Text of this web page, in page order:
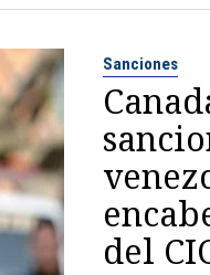
Sanciones
del